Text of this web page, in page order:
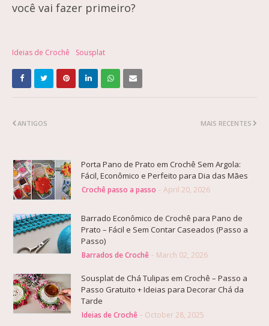
você vai fazer primeiro?
Ideias de Crochê Sousplat
MAIS RECENTES
ANTIGOS
Porta Pano de Prato em Crochê Sem Argola:
Fácil, Econômico e Perfeito para Dia das Mães
Crochê passo a passo - April 20, 2026
Barrado Econômico de Crochê para Pano de
Prato – Fácil e Sem Contar Caseados (Passo a
Passo)
Barrados de Crochê - March 02, 2026
Sousplat de Chá Tulipas em Crochê – Passo a
Passo Gratuito + Ideias para Decorar Chá da
Tarde
Ideias de Crochê - October 28, 2025